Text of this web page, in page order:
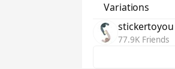
Variations
stickertoyou
77.9K Friends